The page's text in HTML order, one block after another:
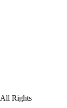
All Rights